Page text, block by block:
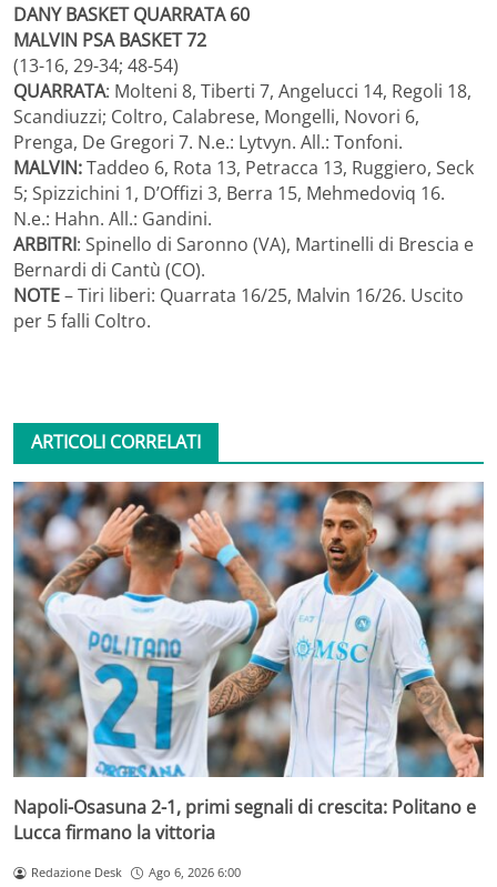
DANY BASKET QUARRATA 60
MALVIN PSA BASKET 72
(13-16, 29-34; 48-54)
QUARRATA: Molteni 8, Tiberti 7, Angelucci 14, Regoli 18,
Scandiuzzi; Coltro, Calabrese, Mongelli, Novori 6,
Prenga, De Gregori 7. N.e.: Lytvyn. All.: Tonfoni.
MALVIN:Taddeo 6, Rota 13, Petracca 13, Ruggiero, Seck
5; Spizzichini 1, D’Offizi 3, Berra 15, Mehmedoviq 16.
N.e.: Hahn. All.: Gandini.
ARBITRI: Spinello di Saronno (VA), Martinelli di Brescia e
Bernardi di Cantù (CO).
NOTE– Tiri liberi: Quarrata 16/25, Malvin 16/26. Uscito
per 5 falli Coltro.
ARTICOLI CORRELATI
Napoli-Osasuna 2-1, primi segnali di crescita: Politano e
Lucca firmano la vittoria
Redazione Desk Ago 6, 2026 6:00